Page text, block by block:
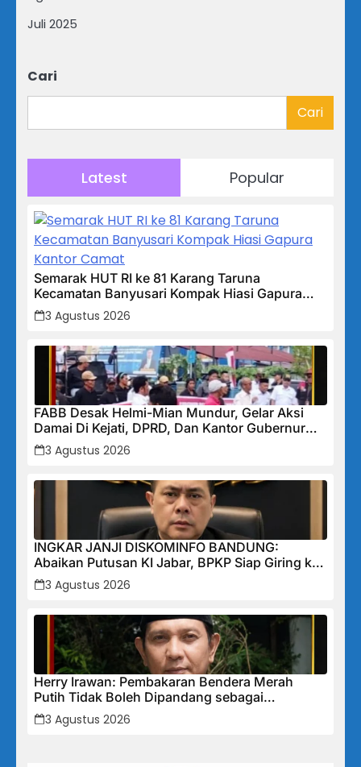
Juli 2025
Cari
Cari
Latest Popular
Semarak HUT RI ke 81 Karang Taruna
Kecamatan Banyusari Kompak Hiasi Gapura
Kantor Camat
3 Agustus 2026
FABB Desak Helmi-Mian Mundur, Gelar Aksi
Damai Di Kejati, DPRD, Dan Kantor Gubernur
Bengkulu
3 Agustus 2026
INGKAR JANJI DISKOMINFO BANDUNG:
Abaikan Putusan KI Jabar, BPKP Siap Giring ke
Pengadilan Negeri untuk Eksekusi Paksa
3 Agustus 2026
Herry Irawan: Pembakaran Bendera Merah
Putih Tidak Boleh Dipandang sebagai
Perbuatan Biasa
3 Agustus 2026